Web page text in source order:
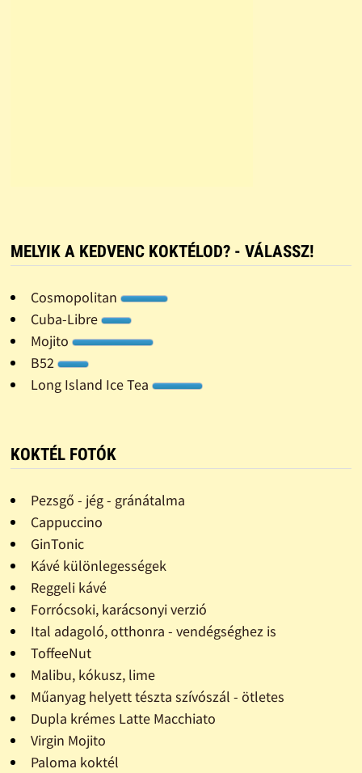
MELYIK A KEDVENC KOKTÉLOD? - VÁLASSZ!
Cosmopolitan
Cuba-Libre
Mojito
B52
Long Island Ice Tea
KOKTÉL FOTÓK
Pezsgő - jég - gránátalma
Cappuccino
GinTonic
Kávé különlegességek
Reggeli kávé
Forrócsoki, karácsonyi verzió
Ital adagoló, otthonra - vendégséghez is
ToffeeNut
Malibu, kókusz, lime
Műanyag helyett tészta szívószál - ötletes
Dupla krémes Latte Macchiato
Virgin Mojito
Paloma koktél